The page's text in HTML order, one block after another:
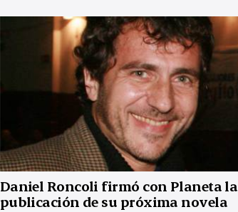
Daniel Roncoli firmó con Planeta la
publicación de su próxima novela